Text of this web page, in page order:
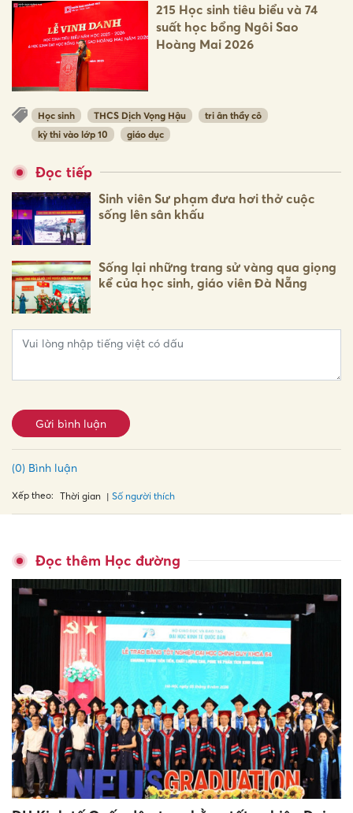
215 Học sinh tiêu biểu và 74
suất học bổng Ngôi Sao
Hoàng Mai 2026
Học sinh THCS Dịch Vọng Hậu
tri ân thầy cô
kỳ thi vào lớp 10
giáo dục
Đọc tiếp
Sinh viên Sư phạm đưa hơi thở cuộc
sống lên sân khấu
Sống lại những trang sử vàng qua giọng
kể của học sinh, giáo viên Đà Nẵng
Gửi bình luận
(0) Bình luận
Xếp theo: Thời gian Số người thích
Đọc thêm Học đường